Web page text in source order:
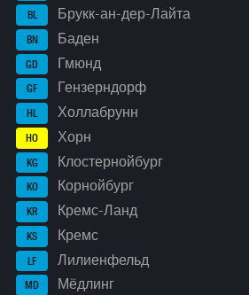
BL Брукк-ан-дер-Лайта
BN Баден
GD Гмюнд
GF Гензерндорф
HL Холлабрунн
HO Хорн
KG Клостернойбург
KO Корнойбург
KR Кремс-Ланд
KS Кремс
LF Лилиенфельд
MD Мёдлинг